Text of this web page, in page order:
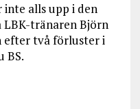
inte alls upp i den
LBK-tränaren Björn
efter två förluster i
BS.